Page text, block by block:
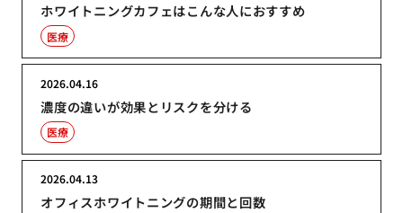
ホワイトニングカフェはこんな人におすすめ
医療
濃度の違いが効果とリスクを分ける
2026.04.16
医療
オフィスホワイトニングの期間と回数
2026.04.13